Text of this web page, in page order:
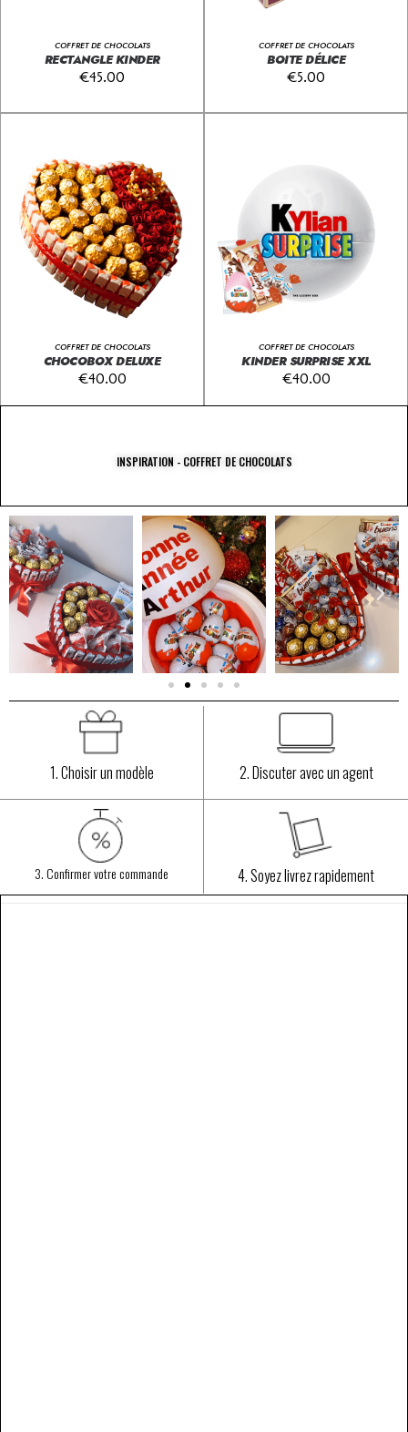
COFFRET DE CHOCOLATS
RECTANGLE KINDER
€45.00
COFFRET DE CHOCOLATS
BOITE DÉLICE
€5.00
COFFRET DE CHOCOLATS
CHOCOBOX DELUXE
€40.00
COFFRET DE CHOCOLATS
KINDER SURPRISE XXL
€40.00
INSPIRATION - COFFRET DE CHOCOLATS
1. Choisir un modèle 2. Discuter avec un agent
3. Confirmer votre commande 4. Soyez livrez rapidement